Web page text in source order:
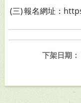
(三)報名網址：
下架日期：